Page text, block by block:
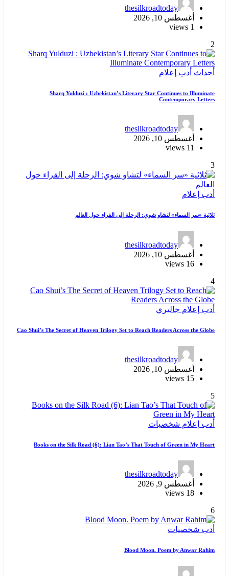
thesilkroadtoday
أغسطس 10, 2026
1 views
2
أحداث أدب إعلام
Sharq Yulduzi : Uzbekistan’s Literary Star Continues to Illuminate
Contemporary Letters
thesilkroadtoday
أغسطس 10, 2026
11 views
3
أدب إعلام
ثلاثية «سر السماء» لتشاو شوي: الرحلة إلى القراء حول العالم
thesilkroadtoday
أغسطس 10, 2026
16 views
4
أدب إعلام جاليري
Cao Shui’s The Secret of Heaven Trilogy Set to Reach Readers Across the Globe
thesilkroadtoday
أغسطس 10, 2026
15 views
5
أدب إعلام شخصيات
Books on the Silk Road (6): Lian Tao’s That Touch of Green in My Heart
thesilkroadtoday
أغسطس 9, 2026
18 views
6
أدب شخصيات
Blood Moon. Poem by Anwar Rahim